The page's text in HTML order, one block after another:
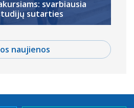
svarbiausia
sutarties
naujienos